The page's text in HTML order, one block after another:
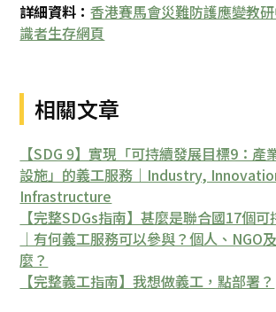
詳細資料：香港賽馬會災難防護應變教
識者生存網頁
相關文章
【SDG 9】實現「可持續發展目標9：產
設施」的義工服務｜Industry,
Infrastructure
【完整SDGs指南】甚麼是聯合國17個可
｜有何義工服務可以參與？個人、NGO
麼？
【完整義工指南】我想做義工，點部署？